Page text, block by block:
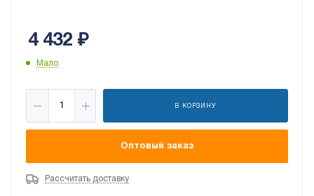
4 432 ₽
Мало
В КОРЗИНУ
Оптовый заказ
Рассчитать доставку